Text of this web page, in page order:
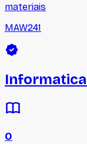
materiais
MAW241
Informatica
0